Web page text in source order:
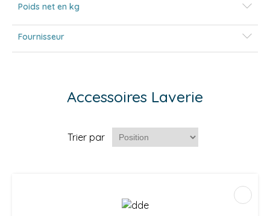
Poids net en kg
Fournisseur
Accessoires Laverie
Trier par